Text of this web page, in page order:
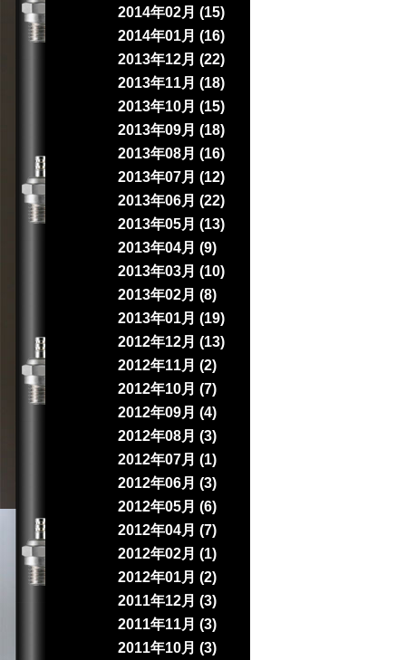
2014年02月 (15)
2014年01月 (16)
2013年12月 (22)
2013年11月 (18)
2013年10月 (15)
2013年09月 (18)
2013年08月 (16)
2013年07月 (12)
2013年06月 (22)
2013年05月 (13)
2013年04月 (9)
2013年03月 (10)
2013年02月 (8)
2013年01月 (19)
2012年12月 (13)
2012年11月 (2)
2012年10月 (7)
2012年09月 (4)
2012年08月 (3)
2012年07月 (1)
2012年06月 (3)
2012年05月 (6)
2012年04月 (7)
2012年02月 (1)
2012年01月 (2)
2011年12月 (3)
2011年11月 (3)
2011年10月 (3)